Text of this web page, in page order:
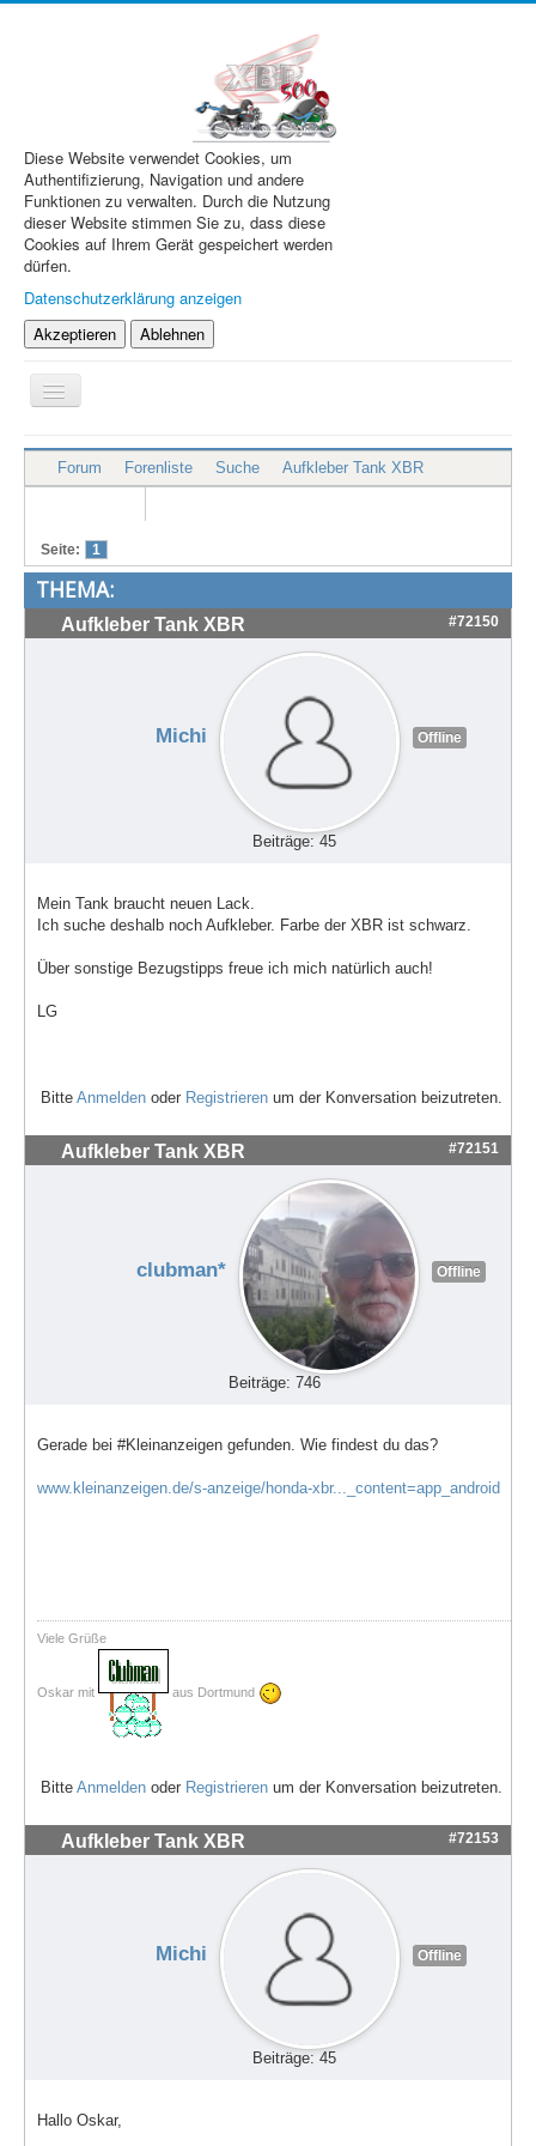
Diese Website verwendet Cookies, um
Authentifizierung, Navigation und andere
Funktionen zu verwalten. Durch die Nutzung
dieser Website stimmen Sie zu, dass diese
Cookies auf Ihrem Gerät gespeichert werden
dürfen.
Datenschutzerklärung anzeigen
Akzeptieren
Ablehnen
Navigation
an/aus
XBR.de
Technik
Treffen & Touren
Cafe-Ecke
Forum Forenliste Suche Aufkleber Tank XBR
Seite: 1
THEMA:
Aufkleber Tank XBR #72150
Michi Offline
Beiträge: 45
Mein Tank braucht neuen Lack.
Ich suche deshalb noch Aufkleber. Farbe der XBR ist schwarz.
Über sonstige Bezugstipps freue ich mich natürlich auch!
LG
Bitte Anmelden oder Registrieren um der Konversation beizutreten.
Aufkleber Tank XBR #72151
clubman* Offline
Beiträge: 746
Gerade bei #Kleinanzeigen gefunden. Wie findest du das?
www.kleinanzeigen.de/s-anzeige/honda-xbr..._content=app_android
Viele Grüße
Oskar mit aus Dortmund
Bitte Anmelden oder Registrieren um der Konversation beizutreten.
Aufkleber Tank XBR #72153
Michi Offline
Beiträge: 45
Hallo Oskar,